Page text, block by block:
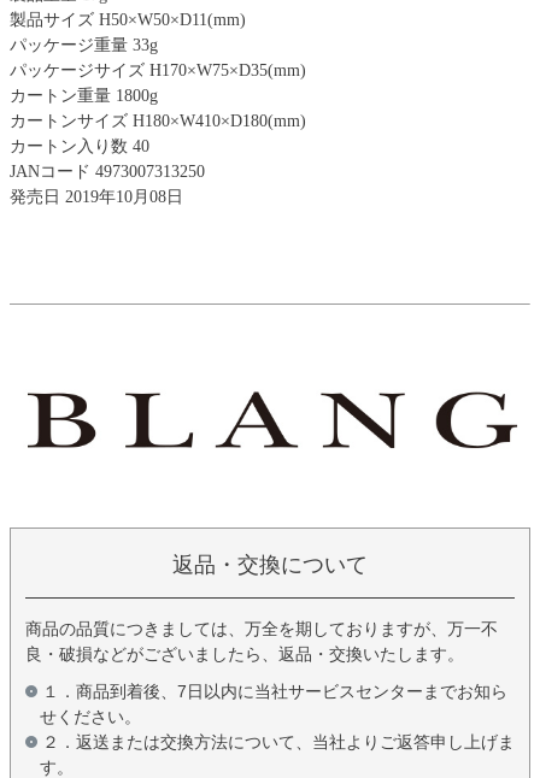
製品サイズ H50×W50×D11(mm)
パッケージ重量 33g
パッケージサイズ H170×W75×D35(mm)
カートン重量 1800g
カートンサイズ H180×W410×D180(mm)
カートン入り数 40
JANコード 4973007313250
発売日 2019年10月08日
返品・交換について
商品の品質につきましては、万全を期しておりますが、万一不
良・破損などがございましたら、返品・交換いたします。
１．商品到着後、7日以内に当社サービスセンターまでお知ら
せください。
２．返送または交換方法について、当社よりご返答申し上げま
す。